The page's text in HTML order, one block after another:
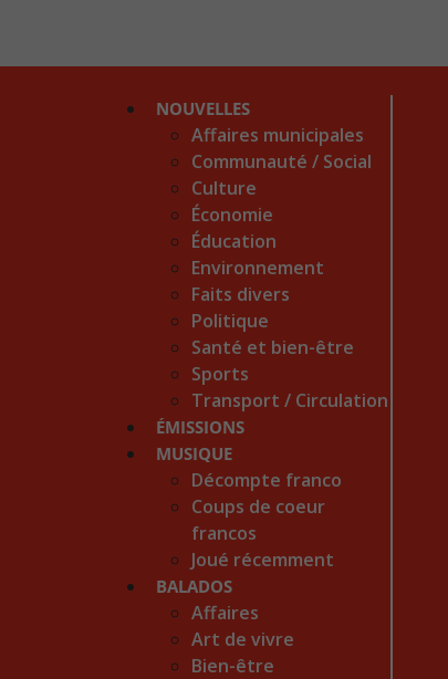
NOUVELLES
Affaires municipales
Communauté / Social
Culture
Économie
Éducation
Environnement
Faits divers
Politique
Santé et bien-être
Sports
Transport / Circulation
ÉMISSIONS
MUSIQUE
Décompte franco
Coups de coeur
francos
Joué récemment
BALADOS
Affaires
Art de vivre
Bien-être